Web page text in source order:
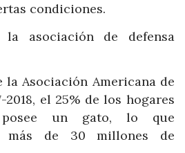
condiciones.
la asociación de defensa
la Asociación Americana de
2018, el 25% de los hogares
posee un gato, lo que
más de 30 millones de